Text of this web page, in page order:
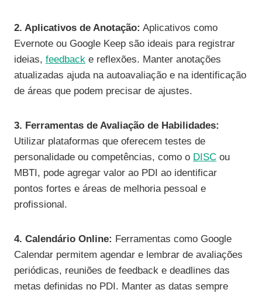
2. Aplicativos de Anotação: Aplicativos como
Evernote ou Google Keep são ideais para registrar
ideias, feedback e reflexões. Manter anotações
atualizadas ajuda na autoavaliação e na identificação
de áreas que podem precisar de ajustes.
3. Ferramentas de Avaliação de Habilidades:
Utilizar plataformas que oferecem testes de
personalidade ou competências, como o DISC ou
MBTI, pode agregar valor ao PDI ao identificar
pontos fortes e áreas de melhoria pessoal e
profissional.
4. Calendário Online: Ferramentas como Google
Calendar permitem agendar e lembrar de avaliações
periódicas, reuniões de feedback e deadlines das
metas definidas no PDI. Manter as datas sempre